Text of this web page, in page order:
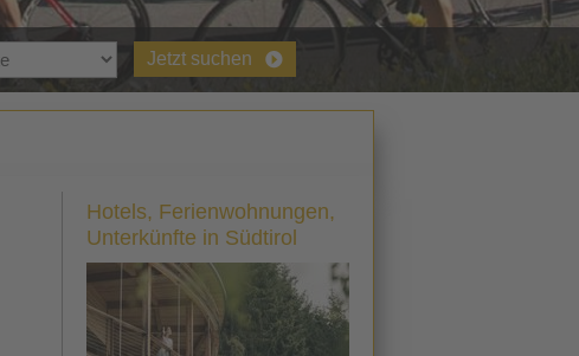
Jetzt suchen
Hotels, Ferienwohnungen,
Unterkünfte in Südtirol